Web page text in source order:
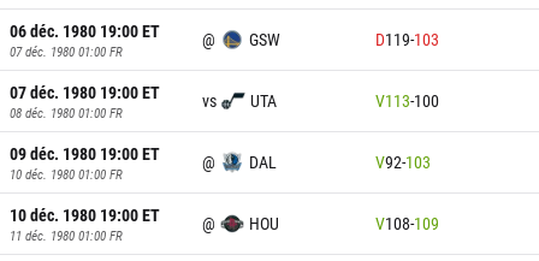
06 déc. 1980 19:00ET
07 déc. 1980 01:00 FR
@ GSW D119-103
07 déc. 1980 19:00ET
08 déc. 1980 01:00 FR
vs UTA V113-100
09 déc. 1980 19:00ET
10 déc. 1980 01:00 FR
@ DAL V92-103
10 déc. 1980 19:00ET
11 déc. 1980 01:00 FR
@ HOU V108-109